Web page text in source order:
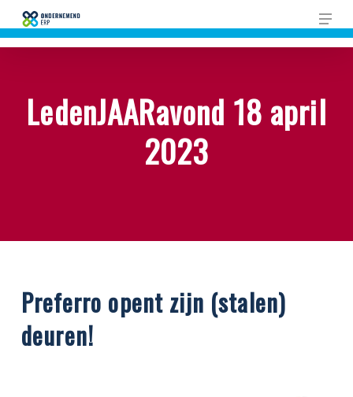
Skip
to
LedenJAARavond 18 april
2023
Preferro opent zijn (stalen)
deuren!